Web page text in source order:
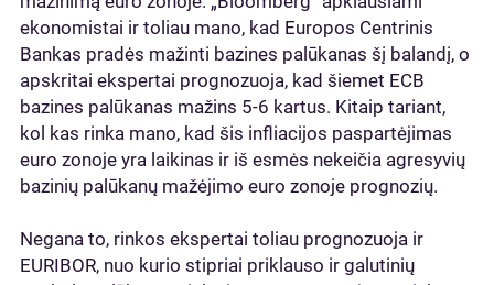
ekonomistai ir toliau mano, kad Europos Centrinis
Bankas pradės mažinti bazines palūkanas šį balandį, o
apskritai ekspertai prognozuoja, kad šiemet ECB
bazines palūkanas mažins 5-6 kartus. Kitaip tariant,
kol kas rinka mano, kad šis infliacijos paspartėjimas
euro zonoje yra laikinas ir iš esmės nekeičia agresyvių
bazinių palūkanų mažėjimo euro zonoje prognozių.
Negana to, rinkos ekspertai toliau prognozuoja ir
EURIBOR, nuo kurio stipriai priklauso ir galutinių